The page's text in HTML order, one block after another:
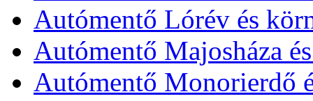
Autómentő Lórév és
Autómentő Majosháza
Autómentő Monorierdő